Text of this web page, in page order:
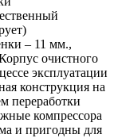
– 11 мм.,
очистного
эксплуатации
конструкция на
переработки
компрессора
и пригодны для